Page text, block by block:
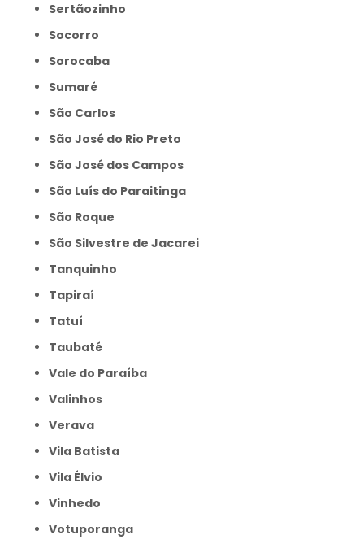
Sertãozinho
Socorro
Sorocaba
Sumaré
São Carlos
São José do Rio Preto
São José dos Campos
São Luís do Paraitinga
São Roque
São Silvestre de Jacarei
Tanquinho
Tapiraí
Tatuí
Taubaté
Vale do Paraíba
Valinhos
Verava
Vila Batista
Vila Élvio
Vinhedo
Votuporanga